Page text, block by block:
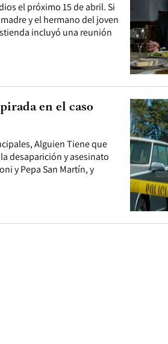
el próximo 15 de abril. Si
y el hermano del joven
incluyó una reunión
Alguien Tiene que
desaparición y asesinato
y Pepa San Martín, y
en el caso